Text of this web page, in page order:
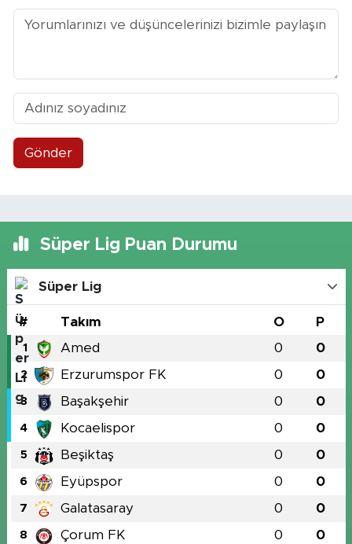
Gönder
Süper Lig Puan Durumu
Süper Lig
# Takım O P
1 Amed 0 0
2 Erzurumspor FK 0 0
3 Başakşehir 0 0
4 Kocaelispor 0 0
5 Beşiktaş 0 0
6 Eyüpspor 0 0
7 Galatasaray 0 0
8 Çorum FK 0 0